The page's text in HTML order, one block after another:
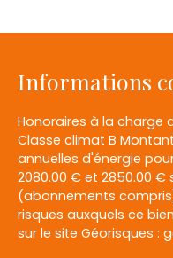
Informations
Honoraires à la charge
Classe climat B
annuelles d'énergie
2080.00 € et 2850.00 €
(abonnements
risques auxquels ce
sur le site Géorisques :